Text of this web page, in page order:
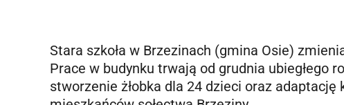
Stara szkoła w Brzezinach (gmina Osie)
Prace w budynku trwają od grudnia ubiegłego
stworzenie żłobka dla 24 dzieci oraz